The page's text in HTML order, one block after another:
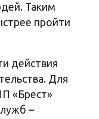
Таким
пройти
действия
Для
«Брест»
–